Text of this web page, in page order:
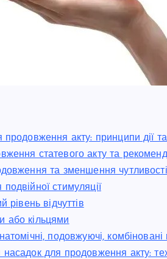
продовження акту: принципи дії
статевого акту та
та зменшення чутливості
стимуляції
рівень відчуттів
або кільцями
подовжуючі, комбіновані
насадок для продовження акту: